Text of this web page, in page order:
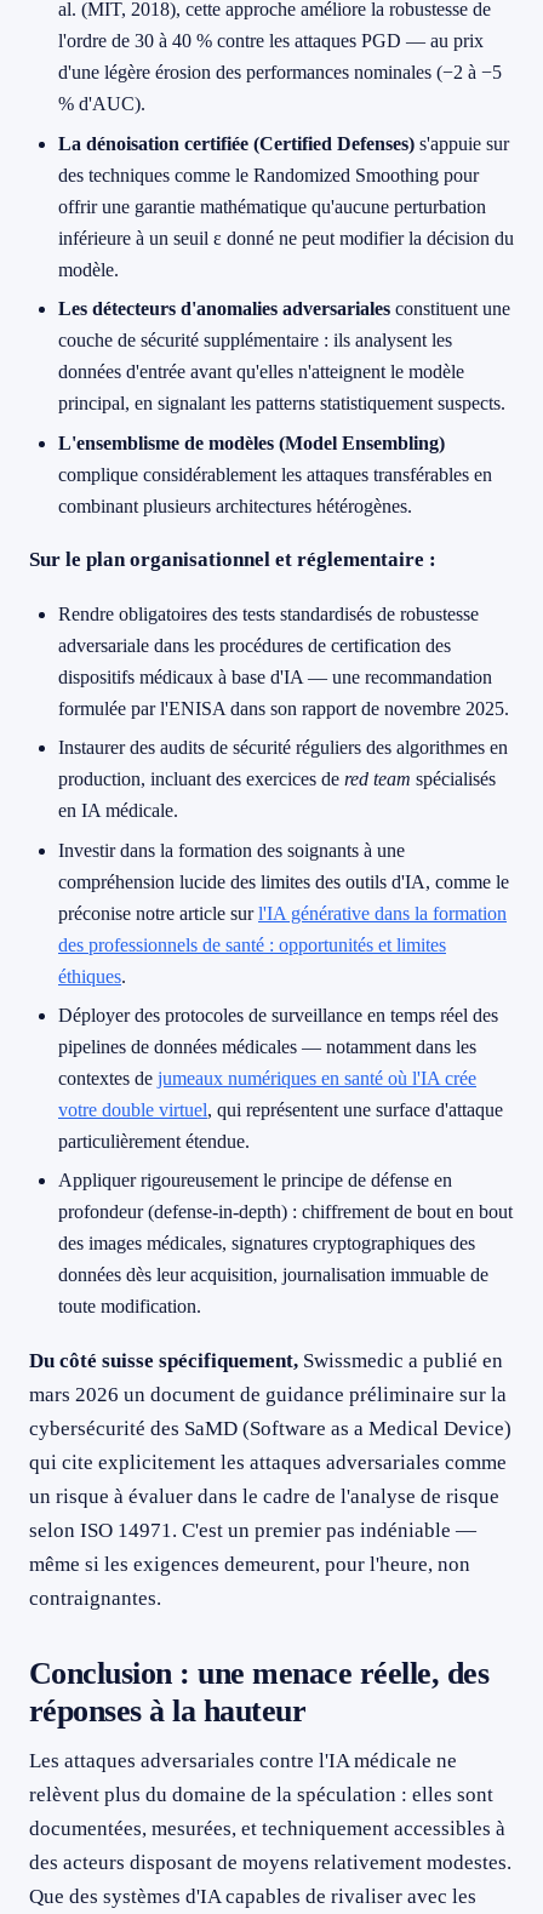
al. (MIT, 2018), cette approche améliore la robustesse de
l'ordre de 30 à 40 % contre les attaques PGD — au prix
d'une légère érosion des performances nominales (−2 à −5
% d'AUC).
La dénoisation certifiée (Certified Defenses) s'appuie sur
des techniques comme le Randomized Smoothing pour
offrir une garantie mathématique qu'aucune perturbation
inférieure à un seuil ε donné ne peut modifier la décision du
modèle.
Les détecteurs d'anomalies adversariales constituent une
couche de sécurité supplémentaire : ils analysent les
données d'entrée avant qu'elles n'atteignent le modèle
principal, en signalant les patterns statistiquement suspects.
L'ensemblisme de modèles (Model Ensembling)
complique considérablement les attaques transférables en
combinant plusieurs architectures hétérogènes.
Sur le plan organisationnel et réglementaire :
Rendre obligatoires des tests standardisés de robustesse
adversariale dans les procédures de certification des
dispositifs médicaux à base d'IA — une recommandation
formulée par l'ENISA dans son rapport de novembre 2025.
Instaurer des audits de sécurité réguliers des algorithmes en
production, incluant des exercices de red team spécialisés
en IA médicale.
Investir dans la formation des soignants à une
compréhension lucide des limites des outils d'IA, comme le
préconise notre article surl'IA générative dans la formation
des professionnels de santé : opportunités et limites
éthiques.
Déployer des protocoles de surveillance en temps réel des
pipelines de données médicales — notamment dans les
contextes de jumeaux numériques en santé où l'IA crée
votre double virtuel, qui représentent une surface d'attaque
particulièrement étendue.
Appliquer rigoureusement le principe de défense en
profondeur (defense-in-depth) : chiffrement de bout en bout
des images médicales, signatures cryptographiques des
données dès leur acquisition, journalisation immuable de
toute modification.
Du côté suisse spécifiquement, Swissmedic a publié en
mars 2026 un document de guidance préliminaire sur la
cybersécurité des SaMD (Software as a Medical Device)
qui cite explicitement les attaques adversariales comme
un risque à évaluer dans le cadre de l'analyse de risque
selon ISO 14971. C'est un premier pas indéniable —
même si les exigences demeurent, pour l'heure, non
contraignantes.
Conclusion : une menace réelle, des
réponses à la hauteur
Les attaques adversariales contre l'IA médicale ne
relèvent plus du domaine de la spéculation : elles sont
documentées, mesurées, et techniquement accessibles à
des acteurs disposant de moyens relativement modestes.
Que des systèmes d'IA capables de rivaliser avec les